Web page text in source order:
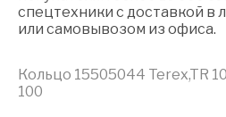
спецтехники с доставкой в
или самовывозом из офиса.
Кольцо 15505044 Terex,TR
100